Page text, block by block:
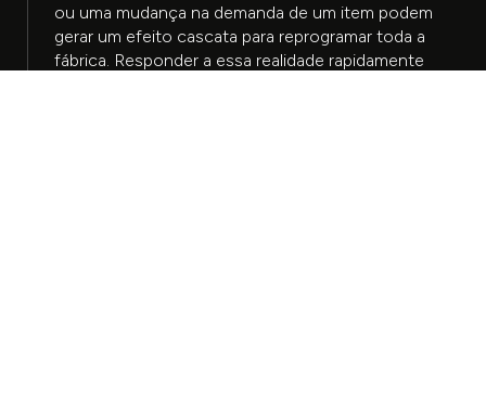
ou uma mudança na demanda de um item podem
gerar um efeito cascata para reprogramar toda a
fábrica. Responder a essa realidade rapidamente